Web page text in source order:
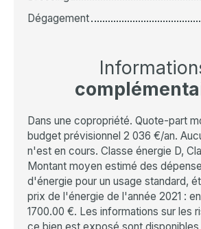
Dégagement
Dans une copropriété. Quote-part
budget prévisionnel 2 036 €/an.
n'est en cours. Classe énergie D,
Montant moyen estimé des
d'énergie pour un usage standard,
prix de l'énergie de l'année 2021 :
1700.00 €. Les informations sur les